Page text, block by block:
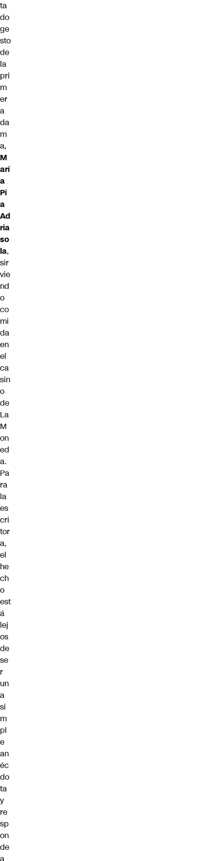
ta
do
ge
sto
de
la
pri
m
er
a
da
m
a,
M
arí
a
Pí
a
Ad
ria
so
la,
sir
vie
nd
o
co
mi
da
en
el
ca
sin
o
de
La
M
on
ed
a.
Pa
ra
la
es
cri
tor
a,
el
he
ch
o
est
á
lej
os
de
se
r
un
a
si
m
pl
e
an
éc
do
ta
y
re
sp
on
de